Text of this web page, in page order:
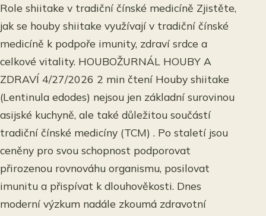
Role shiitake v tradiční čínské medicíně Zjistěte,
jak se houby shiitake využívají v tradiční čínské
medicíně k podpoře imunity, zdraví srdce a
celkové vitality. HOUBOŽURNÁL HOUBY A
ZDRAVÍ 4/27/2026 2 min čtení Houby shiitake
(Lentinula edodes) nejsou jen základní surovinou
asijské kuchyně, ale také důležitou součástí
tradiční čínské medicíny (TCM) . Po staletí jsou
ceněny pro svou schopnost podporovat
přirozenou rovnováhu organismu, posilovat
imunitu a přispívat k dlouhověkosti. Dnes
moderní výzkum nadále zkoumá zdravotní